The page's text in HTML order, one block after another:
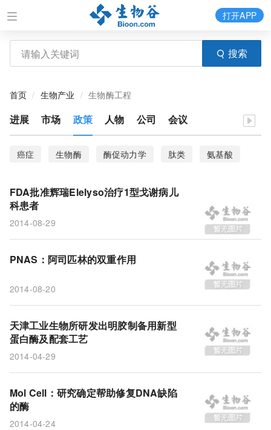
搜索
打开APP
首页 生物产业 生物酶工程
进展 市场 政策 人物 公司 会议
癌症 生物酶 酶促动力学 肽类
氨基酸
蛋白酶
底物相互作用
炎症
配套工艺
FDA批准辉瑞Elelyso治疗1型戈谢病儿
科患者
2014-08-29
PNAS：阿司匹林的双重作用
2014-08-20
天津工业生物所研发出明胶制备用新型
蛋白酶及配套工艺
2014-04-29
Mol Cell：研究确定帮助修复DNA缺陷
的酶
2014-04-24